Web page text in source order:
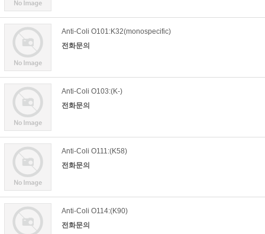
Anti-Coli O101:K32(monospecific)
전화문의
Anti-Coli O103:(K-)
전화문의
Anti-Coli O111:(K58)
전화문의
Anti-Coli O114:(K90)
전화문의